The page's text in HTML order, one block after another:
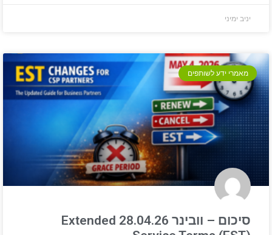
יניב ימיני
מאמרי ידע לשותפים
סיכום – וובינר 28.04.26 Extended